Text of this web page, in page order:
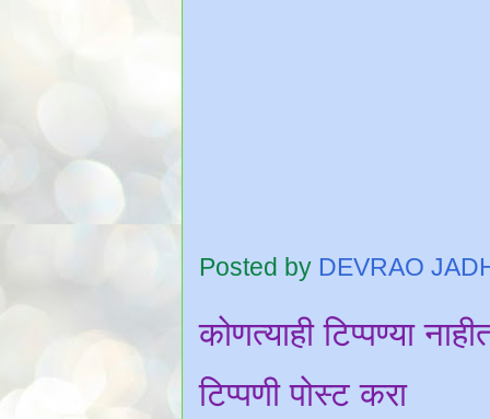
Posted by DEVRAO
कोणत्याही टिप्पण्‍या
टिप्पणी पोस्ट करा